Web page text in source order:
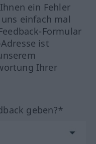
ein Fehler
einfach mal
Formular
ist
Ihrer
geben?*